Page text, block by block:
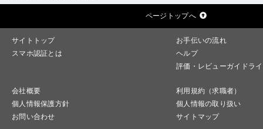
ページトップへ
サイトトップ
お手伝いの流れ
スマホ認証とは
ヘルプ
評価・レビューガイドラ
会社概要
利用規約（求職者）
個人情報保護方針
個人情報の取り扱い
お問い合わせ
サイトマップ